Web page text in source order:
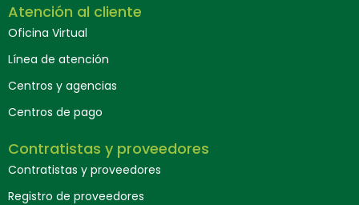
Atención al cliente
Oficina Virtual
Línea de atención
Centros y agencias
Centros de pago
Contratistas y proveedores
Contratistas y proveedores
Registro de proveedores